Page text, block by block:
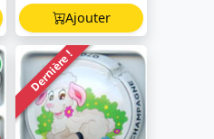
Ajouter
Dernière !